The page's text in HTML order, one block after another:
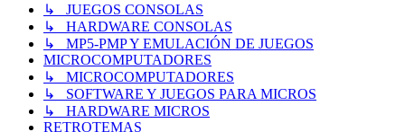
↳ JUEGOS CONSOLAS
↳ HARDWARE CONSOLAS
↳ MP5-PMP Y EMULACIÓN DE JUEGOS
MICROCOMPUTADORES
↳ MICROCOMPUTADORES
↳ SOFTWARE Y JUEGOS PARA MICROS
↳ HARDWARE MICROS
RETROTEMAS